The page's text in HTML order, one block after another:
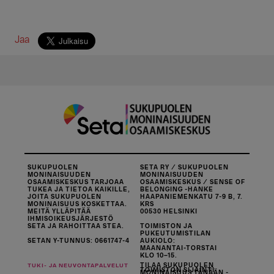
Jaa
SUKUPUOLEN
MONINAISUUDEN
OSAAMISKESKUS TARJOAA
TUKEA JA TIETOA KAIKILLE,
JOITA SUKUPUOLEN
MONINAISUUS KOSKETTAA.
MEITÄ YLLÄPITÄÄ
IHMISOIKEUSJÄRJESTÖ
SETA JA RAHOITTAA STEA.
SETAN Y-TUNNUS: 0661747-4
SETA RY / SUKUPUOLEN
MONINAISUUDEN
OSAAMISKESKUS / SENSE OF
BELONGING -HANKE
HAAPANIEMENKATU 7-9 B, 7.
KRS
00530 HELSINKI
TOIMISTON JA
PUKEUTUMISTILAN
AUKIOLO:
MAANANTAI-TORSTAI
KLO 10–15.
TOIMISTON SIJAINTI
TUKI- JA NEUVONTAPALVELUT
TILAA SUKUPUOLEN
MONINAISUUS TÄNÄÄN -